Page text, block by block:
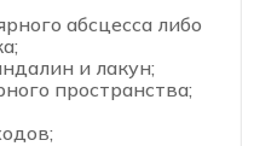
абсцесса либо
и лакун;
пространства;